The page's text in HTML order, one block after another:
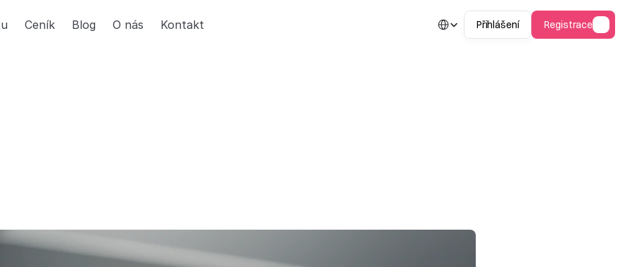
Ceník Blog O nás Kontakt
Select Language
Přihlášení Registrace